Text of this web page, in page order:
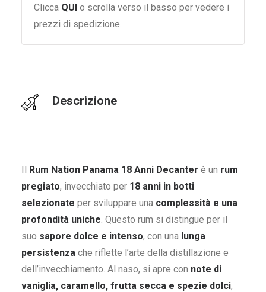
Clicca QUI o scrolla verso il basso per vedere i
prezzi di spedizione.
Descrizione
Il Rum Nation Panama 18 Anni Decanter è un rum
pregiato, invecchiato per 18 anni in botti
selezionate per sviluppare una complessità e una
profondità uniche. Questo rum si distingue per il
suo sapore dolce e intenso, con una lunga
persistenza che riflette l’arte della distillazione e
dell’invecchiamento. Al naso, si apre con note di
vaniglia, caramello, frutta secca e spezie dolci,